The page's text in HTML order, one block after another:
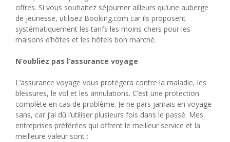
offres. Si vous souhaitez séjourner ailleurs qu’une auberge
de jeunesse, utilisez Booking.com car ils proposent
systématiquement les tarifs les moins chers pour les
maisons d’hôtes et les hôtels bon marché.
N’oubliez pas l’assurance voyage
L’assurance voyage vous protégera contre la maladie, les
blessures, le vol et les annulations. C’est une protection
complète en cas de problème. Je ne pars jamais en voyage
sans, car j’ai dû l’utiliser plusieurs fois dans le passé. Mes
entreprises préférées qui offrent le meilleur service et la
meilleure valeur sont :